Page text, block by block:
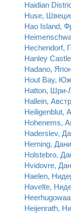
Haidian
Huse,
Hao Island,
Hechendorf,
Hanley
Hadano,
Hout Bay,
Hatton, Шри-
Hallein,
Heiligenblut,
Hohenems,
Haderslev,
Herning,
Holstebro,
Hvidovre,
Haelen,
Havelte,
Heijenrath,